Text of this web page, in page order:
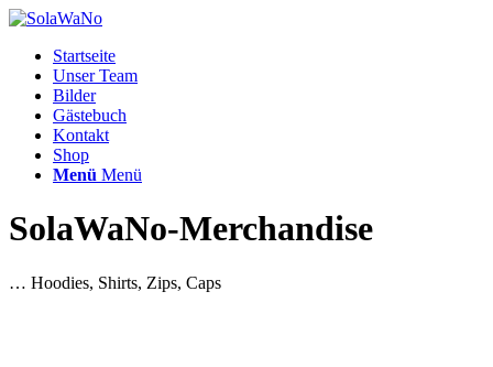
Startseite
Unser Team
Bilder
Gästebuch
Kontakt
Shop
Menü Menü
SolaWaNo-Merchandise
… Hoodies, Shirts, Zips, Caps